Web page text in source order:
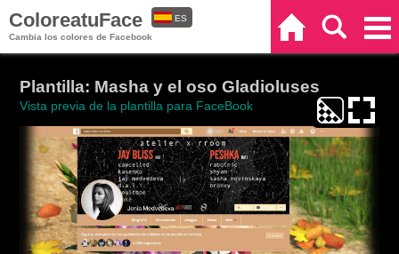
ColoreatuFace
Cambia los colores de Facebook
ES
Plantilla: Masha y el oso Gladioluses
Vista previa de la plantilla para FaceBook